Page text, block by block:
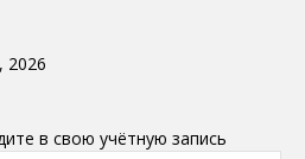
2026
в свою учётную запись